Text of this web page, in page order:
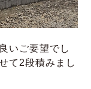
いご要望でし
て2段積みまし